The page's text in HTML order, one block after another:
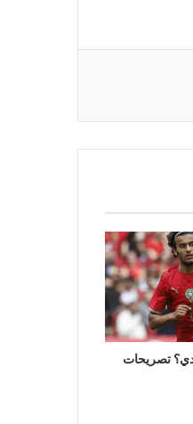
تصريحات